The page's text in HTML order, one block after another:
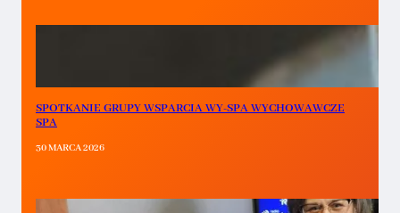
SPOTKANIE GRUPY WSPARCIA WY-SPA WYCHOWAWCZE
SPA
30 MARCA 2026